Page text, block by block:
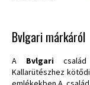
Bvlgari márkáról
A Bvlgari
Kallarütészhez